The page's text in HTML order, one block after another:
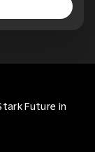
Future in